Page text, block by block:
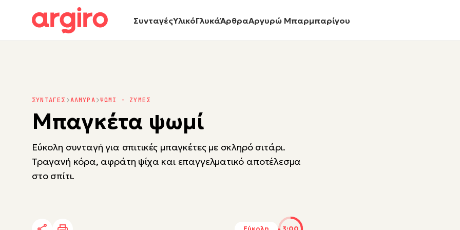
ΣυνταγέςΥλικόΓλυκάΆρθραΑργυρώ Μπαρμπαρίγου
ΣΥΝΤΑΓΕΣ ΑΛΜΥΡΑ ΨΩΜΙ - ΖΥΜΕΣ
Μπαγκέτα ψωμί​
Εύκολη συνταγή για σπιτικές μπαγκέτες με σκληρό σιτάρι.
Τραγανή κόρα, αφράτη ψίχα και επαγγελματικό αποτέλεσμα
στο σπίτι.